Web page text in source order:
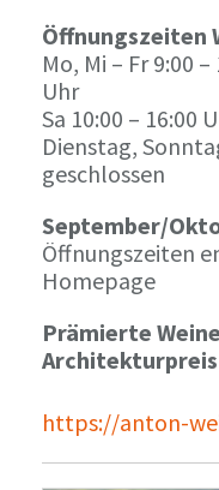
Öffnungszeiten
Mo, Mi – Fr 9:00
Uhr
Sa 10:00 – 16:00
Dienstag,
geschlossen
September/
Öffnungszeiten
Homepage
Prämierte
Architekturpreis
https://anton-